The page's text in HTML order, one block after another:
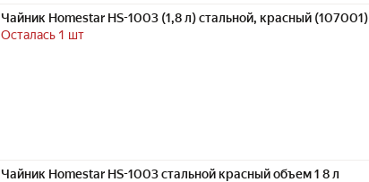
Чайник Homestar HS-1003 (1,8 л) стальной, красный (107001)
Осталась 1 шт
Чайник Homestar HS-1003 стальной красный объем 1 8 л